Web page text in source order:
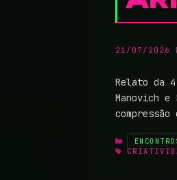
21/07/2026
Relato da
Manovich
TAGS